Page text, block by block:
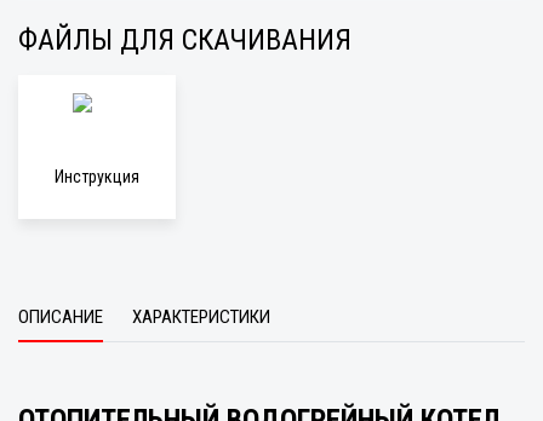
ФАЙЛЫ ДЛЯ СКАЧИВАНИЯ
Инструкция
ОПИСАНИЕ ХАРАКТЕРИСТИКИ